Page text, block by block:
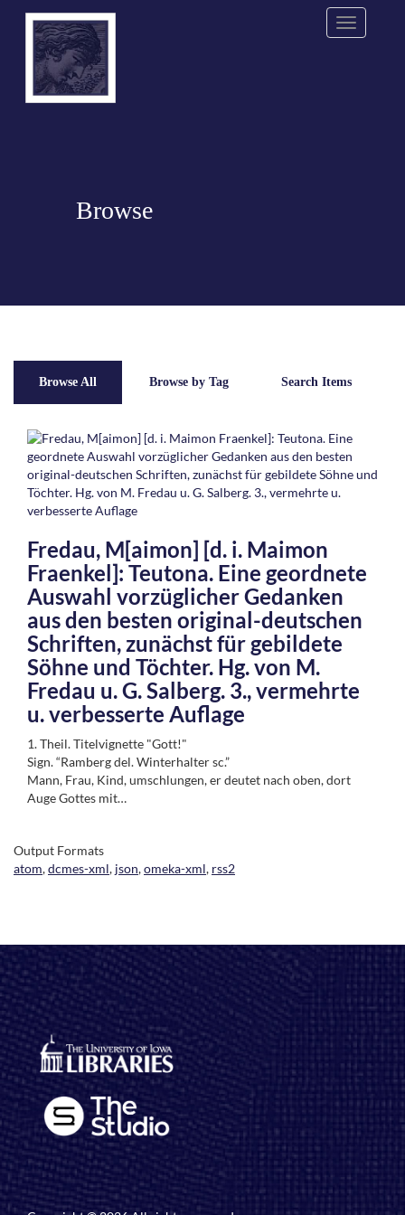
Menu
Browse
Browse All Browse by Tag Search Items
Fredau, M[aimon] [d. i. Maimon
Fraenkel]: Teutona. Eine geordnete
Auswahl vorzüglicher Gedanken
aus den besten original-deutschen
Schriften, zunächst für gebildete
Söhne und Töchter. Hg. von M.
Fredau u. G. Salberg. 3., vermehrte
u. verbesserte Auflage
1. Theil. Titelvignette "Gott!"
Sign. “Ramberg del. Winterhalter sc.”
Mann, Frau, Kind, umschlungen, er deutet nach oben, dort
Auge Gottes mit…
Output Formats
atom,dcmes-xml, json,omeka-xml, rss2